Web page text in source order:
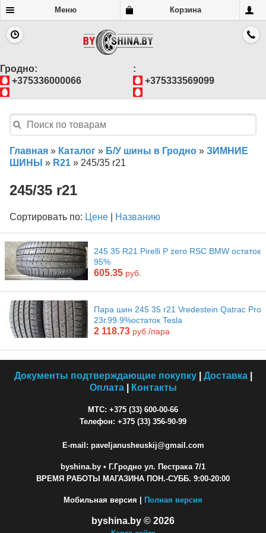
Меню Корзина
Гродно:
+375336000066
:
+375333569099
Главная » Каталог » Б/У шины в Гродно » ЗИМНИЕ
ШИНЫ » R21 » 245/35 r21
245/35 r21
Сортировать по: Цене Названию
245 35 R21 Pirelli P zero RSC BMW остаток
95%
605.35 руб.
Пара шин 245 35 r21 Vredestein Qatrac Pro
23г.99.9%остаток Tesla
2 118.73 руб./пара
Документы подтверждающие покупку| Доставка|
Оплата| Контакты
МТС: +375 (33) 600-00-66
Телефон: +375 (33) 356-90-99
E-mail: paveljanusheuskij@gmail.com
byshina.by • Г.Гродно ул. Пестрака 7/1
ВРЕМЯ РАБОТЫ МАГАЗИНА ПОН.-СУББ. 9:00-20:00
Мобильная версия | Полная версия
byshina.by © 2026